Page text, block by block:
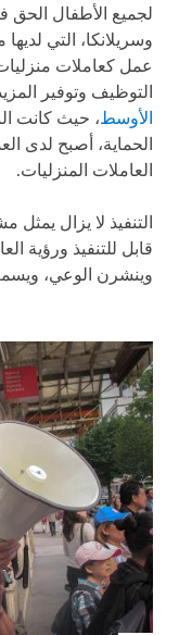
لجميع الأطفال الحق
وسريلانكا، التي
عمل كعاملات
التوظيف وتوفير
الأوسط، حيث كانت
الحماية، أصبح لدى
العاملات المنزليات.
التنفيذ لا يزال
قابل للتنفيذ ورؤية
وينشرن الوعي،